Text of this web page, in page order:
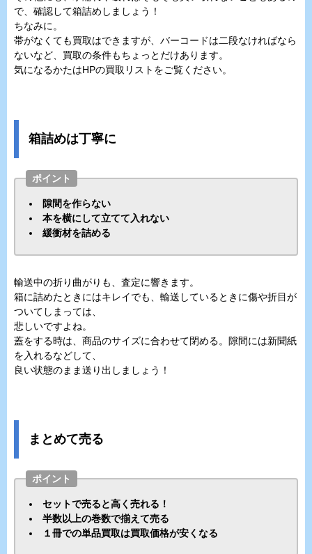
で、確認して箱詰めしましょう！
ちなみに。
帯がなくても買取はできますが、バーコードは二段なければなら
ないなど、買取の条件もちょっとだけあります。
気になるかたはHPの買取リストをご覧ください。
箱詰めは丁寧に
ポイント
隙間を作らない
本を横にして立てて入れない
緩衝材を詰める
輸送中の折り曲がりも、査定に響きます。
箱に詰めたときにはキレイでも、輸送しているときに傷や折目が
ついてしまっては、
悲しいですよね。
蓋をする時は、商品のサイズに合わせて閉める。隙間には新聞紙
を入れるなどして、
良い状態のまま送り出しましょう！
まとめて売る
ポイント
セットで売ると高く売れる！
半数以上の巻数で揃えて売る
１冊での単品買取は買取価格が安くなる